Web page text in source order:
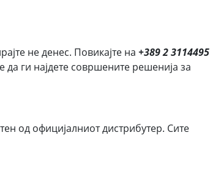
не денес. Повикајте на +389 2 3114495
ги најдете совршените решенија за
од официјалниот дистрибутер. Сите